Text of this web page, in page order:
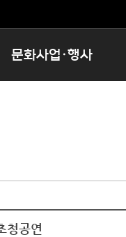
문화사업·행사
충청북도 음식문화페스타
청원생명쌀 대청호마라톤
청공연